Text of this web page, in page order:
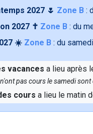
2027 🌷 Zone B:
2027 ✝️ Zone B: du
☀️ Zone B: du samedi
vacances a lieu après
pas cours le samedi
cours a lieu le matin